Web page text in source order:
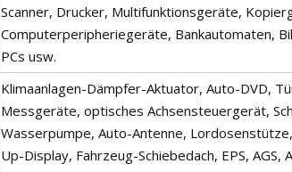
Scanner, Drucker, Multifunktionsgeräte,
Computerperipheriegeräte, Bankautomaten,
PCs usw.
Klimaanlagen-Dämpfer-Aktuator, Auto-DVD,
Messgeräte, optisches Achsensteuergerät,
Wasserpumpe, Auto-Antenne,
Up-Display, Fahrzeug-Schiebedach, EPS,